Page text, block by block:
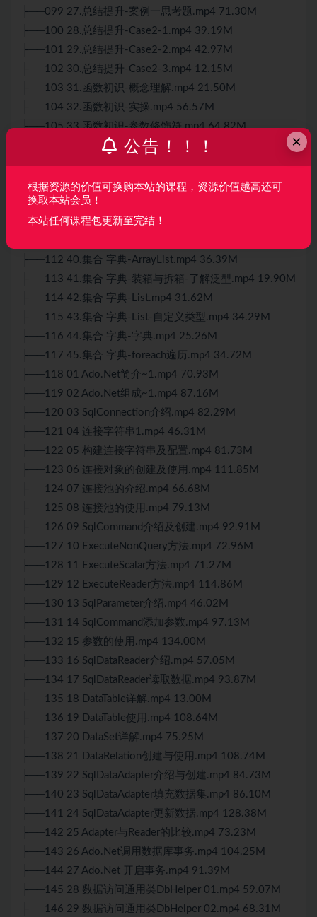
├──099 27.总结提升-案例一思考题.mp4 71.30M
├──100 28.总结提升-Case2-1.mp4 39.19M
├──101 29.总结提升-Case2-2.mp4 42.97M
├──102 30.总结提升-Case2-3.mp4 12.15M
├──103 31.函数初识-概念理解.mp4 21.50M
├──104 32.函数初识-实操.mp4 56.57M
├──105 33.函数初识-参数修饰符.mp4 64.82M
├──106 34.函数初识-封装案例一.mp4 12.70M
├──107 35.面向对象基础-基本概念.mp4 42.95M
├──108 36.类和对象-基本概念.mp4 12.93M
├──109 37.类的设计.mp4 24.41M
├──110 38.类与对象的使用.mp4 51.45M
├──112 40.集合 字典-ArrayList.mp4 36.39M
├──113 41.集合 字典-装箱与拆箱-了解泛型.mp4 19.90M
├──114 42.集合 字典-List.mp4 31.62M
├──115 43.集合 字典-List-自定义类型.mp4 34.29M
├──116 44.集合 字典-字典.mp4 25.26M
├──117 45.集合 字典-foreach遍历.mp4 34.72M
├──118 01 Ado.Net简介~1.mp4 70.93M
├──119 02 Ado.Net组成~1.mp4 87.16M
├──120 03 SqlConnection介绍.mp4 82.29M
├──121 04 连接字符串1.mp4 46.31M
├──122 05 构建连接字符串及配置.mp4 81.73M
├──123 06 连接对象的创建及使用.mp4 111.85M
├──124 07 连接池的介绍.mp4 66.68M
├──125 08 连接池的使用.mp4 79.13M
├──126 09 SqlCommand介绍及创建.mp4 92.91M
├──127 10 ExecuteNonQuery方法.mp4 72.96M
├──128 11 ExecuteScalar方法.mp4 71.27M
├──129 12 ExecuteReader方法.mp4 114.86M
├──130 13 SqlParameter介绍.mp4 46.02M
├──131 14 SqlCommand添加参数.mp4 97.13M
├──132 15 参数的使用.mp4 134.00M
├──133 16 SqlDataReader介绍.mp4 57.05M
├──134 17 SqlDataReader读取数据.mp4 93.87M
├──135 18 DataTable详解.mp4 13.00M
├──136 19 DataTable使用.mp4 108.64M
├──137 20 DataSet详解.mp4 75.25M
├──138 21 DataRelation创建与使用.mp4 108.74M
├──139 22 SqlDataAdapter介绍与创建.mp4 84.73M
├──140 23 SqlDataAdapter填充数据集.mp4 86.10M
├──141 24 SqlDataAdapter更新数据.mp4 128.38M
├──142 25 Adapter与Reader的比较.mp4 73.23M
├──143 26 Ado.Net调用数据库事务.mp4 104.25M
├──144 27 Ado.Net 开启事务.mp4 91.39M
├──145 28 数据访问通用类DbHelper 01.mp4 59.07M
├──146 29 数据访问通用类DbHelper 02.mp4 68.31M
×
公告！！！
根据资源的价值可换购本站的课程，资源价值越高还可
换取本站会员！
本站任何课程包更新至完结！